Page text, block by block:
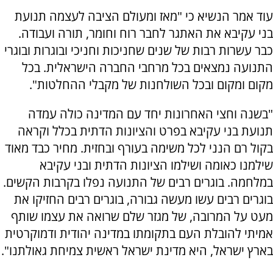
עוד אמר הנשיא כי "מאז ומעולם הציבה לעצמה תנועת
בני עקיבא את האתגר לחבר רוח וחומר, תורה ועבודה.
כבר עשרות רבות של שנים שחניכות וחניכי ובוגרות ובוגרי
התנועה נמצאים בכל מרחבי החברה הישראלית. בכל
מקום ומקום ובכל השולחנות של מקבלי ההחלטות".
"בשנה וחצי האחרונות יחד עם המדינה כולה עמדה
תנועת בני עקיבא בפרט והציונות הדתית בכלל וקראה
בקול רם הנני לכל משימה בעורף ובחזית. מחיר כבד מאוד
שילמנו כאומה ושילמו הציונות הדתית ובני עקיבא
במלחמה. בוגרים רבים של התנועה נפלו בקרבות הקשים.
בוגרים רבים עשו מעשה גבורה, בוגרים רבים החזיקו את
מעט על המרובה, של מגזר שלם שרואה את עצמו שותף
אמיתי להובלת העם בתקומתו במדינה יהודית ודמוקרטית
בארץ ישראל, היא מדינת ישראל ראשית צמיחת גאולתנו".